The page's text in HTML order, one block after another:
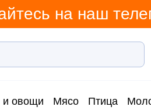
на наш
и овощи Мясо Птица